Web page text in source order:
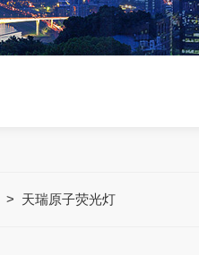
> 天瑞原子荧光灯